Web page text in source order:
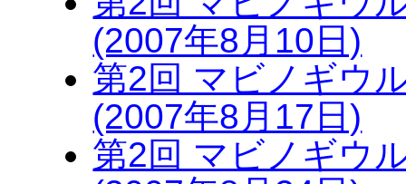
(2007年8月10日)
第2回 マビノギウ
(2007年8月17日)
第2回 マビノギウ